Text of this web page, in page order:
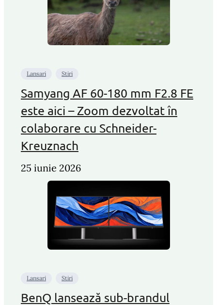
Lansari Stiri
Samyang AF 60-180 mm F2.8 FE
este aici – Zoom dezvoltat în
colaborare cu Schneider-
Kreuznach
25 iunie 2026
Lansari Stiri
BenQ lansează sub-brandul